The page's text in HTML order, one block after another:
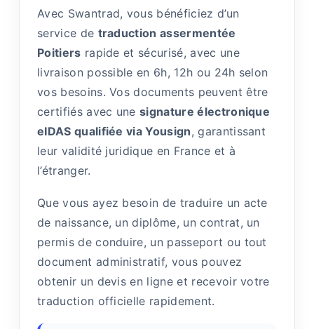
Avec Swantrad, vous bénéficiez d’un
service de traduction assermentée
Poitiers rapide et sécurisé, avec une
livraison possible en 6h, 12h ou 24h selon
vos besoins. Vos documents peuvent être
certifiés avec unesignature électronique
eIDAS qualifiée via Yousign, garantissant
leur validité juridique en France et à
l’étranger.
Que vous ayez besoin de traduire un acte
de naissance, un diplôme, un contrat, un
permis de conduire, un passeport ou tout
document administratif, vous pouvez
obtenir un devis en ligne et recevoir votre
traduction officielle rapidement.